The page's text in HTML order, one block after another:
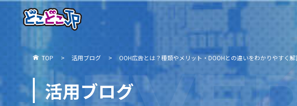
TOP 活用ブログ OOH広告とは？種類やメリット・DOOHとの違いをわかりやすく解
活用ブログ